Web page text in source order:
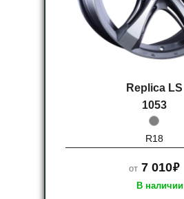
Replica LS
1053
R18
от 7 010руб.
В наличии